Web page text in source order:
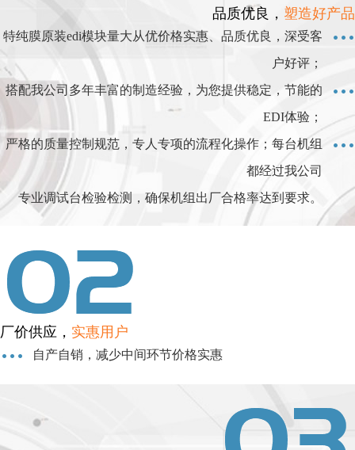
品质优良， 塑造好产品
特纯膜原装edi模块量大从优价格实惠、品质优良，深受客
户好评；
搭配我公司多年丰富的制造经验，为您提供稳定，节能的
EDI体验；
严格的质量控制规范，专人专项的流程化操作；每台机组
都经过我公司
专业调试台检验检测，确保机组出厂合格率达到要求。
厂价供应， 实惠用户
自产自销，减少中间环节价格实惠